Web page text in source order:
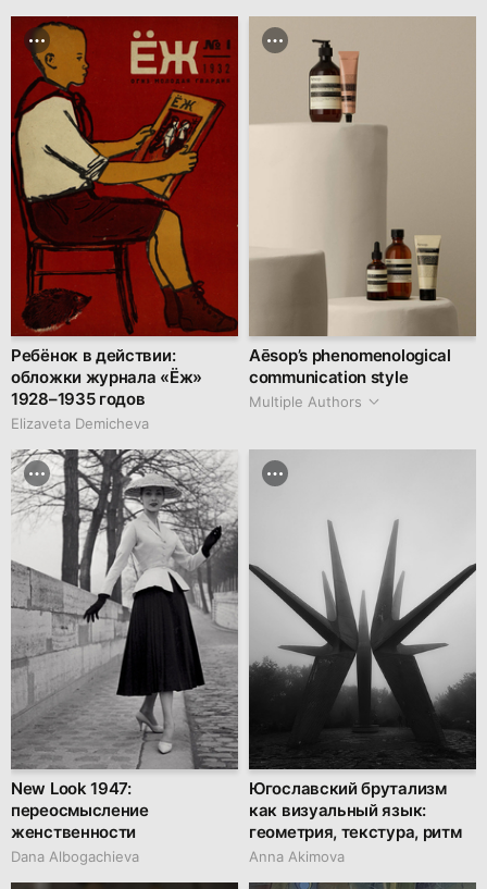
Ребёнок в действии:
обложки журнала «Ёж»
1928–1935 годов
Elizaveta Demicheva
Aēsop’s phenomenological
communication style
Multiple Authors
New Look 1947:
переосмысление
женственности
Dana Albogachieva
Югославский брутализм
как визуальный язык:
геометрия, текстура, ритм
Anna Akimova